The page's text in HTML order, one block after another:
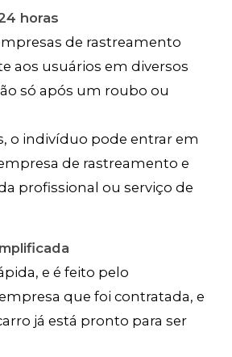
horas
de rastreamento
aos usuários em diversos
só após um roubo ou
o indivíduo pode entrar em
de rastreamento e
profissional ou serviço de
e é feito pelo
que foi contratada, e
já está pronto para ser